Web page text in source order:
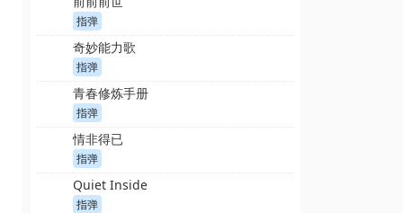
指弹
奇妙能力歌
指弹
青春修炼手册
指弹
情非得已
指弹
Quiet Inside
指弹